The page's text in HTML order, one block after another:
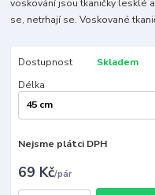
voskování jsou tkaničky lesklé
se, netrhají se. Voskované
Dostupnost
Skladem
Délka
Nejsme plátci DPH
69 Kč/pár